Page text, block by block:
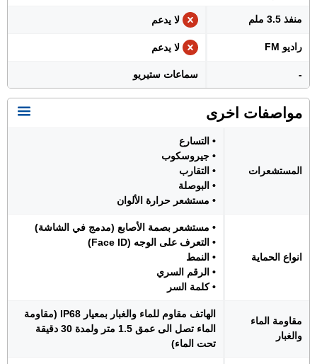
منفذ 3.5 ملم لا يدعم
راديو FM لا يدعم
- سماعات ستيريو
مواصفات اخرى
المستشعرات
• التسارع
• جيروسكوب
• التقارب
• البوصلة
• مستشعر حرارة الألوان
انواع الحماية
• مستشعر بصمة الأصابع (مدمج في الشاشة)
• التعرف على الوجه (Face ID)
• النمط
• الرقم السري
• كلمة السر
مقاومة الماء
والغبار
الهاتف مقاوم للماء والغبار بمعيار IP68 (مقاومة
الماء تصل الى عمق 1.5 متر ولمدة 30 دقيقة
تحت الماء)